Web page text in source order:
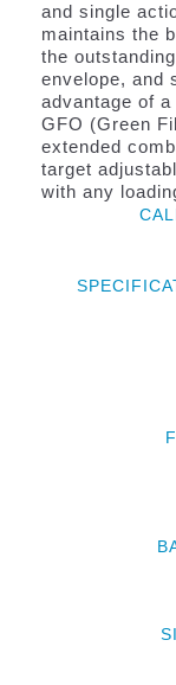
and single
maintains the
the
envelope, and
advantage of
GFO (Green
extended
target
with any